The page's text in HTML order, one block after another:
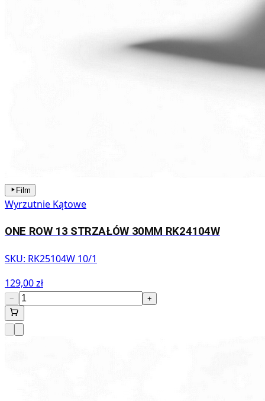
Film
Wyrzutnie Kątowe
ONE ROW 13 STRZAŁÓW 30MM RK24104W
SKU: RK25104W 10/1
129,00 zł
− +